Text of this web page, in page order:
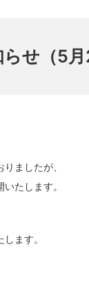
せ（5月
ましたが、
たします。
ます。